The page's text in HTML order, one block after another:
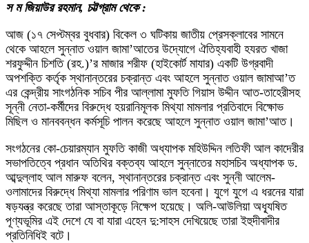
স ম জিয়াউর রহমান, চট্টগ্রাম থেকে :
আজ (১৭ সেপ্টম্বর বুধবার) বিকেল ৩ ঘটিকায় জাতীয় প্রেসক্লাবের সামনে
থেকে আহলে সুন্নাত ওয়াল জামা’আতের উদ্যোগে ঐতিহ্যবাহী হযরত খাজা
শরফুদ্দীন চিশতি (রহ.)’র মাজার শরীফ (হাইকোর্ট মাযার) একটি উগ্রবাদী
অপশক্তি কর্তৃক স্থানান্তরের চক্রান্ত এবং আহলে সুন্নাত ওয়াল জামাআ’ত
এর কেন্দ্রীয় সাংগঠনিক সচিব পীর আল্লামা মুফতি গিয়াস উদ্দীন আত-তাহেরীসহ
সূন্নী নেতা-কর্মীদের বিরুদ্ধে হয়রানিমূলক মিথ্যা মামলার প্রতিবাদে বিক্ষোভ
মিছিল ও মানববন্ধন কর্মসূচি পালন করেছে আহলে সুন্নাত ওয়াল জামা’আত।
সংগঠনের কো-চেয়ারম্যান মুফতি কাজী অধ্যাপক মহিউদ্দিন লতিফী আল কাদেরীর
সভাপতিত্বে প্রধান অতিথির বক্তব্য আহলে সুন্নাতের মহাসচিব অধ্যাপক ড.
আব্দুল্লাহ আল মারুফ বলেন, স্থানান্তরের চক্রান্ত এবং সুন্নী আলেম-
ওলামাদের বিরুদ্ধে মিথ্যা মামলার পরিণাম ভাল হবেনা। যুগে যুগে এ ধরনের যারা
ষড়যন্ত্র করেছে তারা আস্তাকূড়ে নিক্ষেপ হয়েছে। অলি-আউলিয়া অধ্যূষিত
পূণ্যভূমির এই দেশে যে বা যারা এহেন দু:সাহস দেখিয়েছে তারা ইহুদীবাদীর
প্রতিনিধিই বটে।